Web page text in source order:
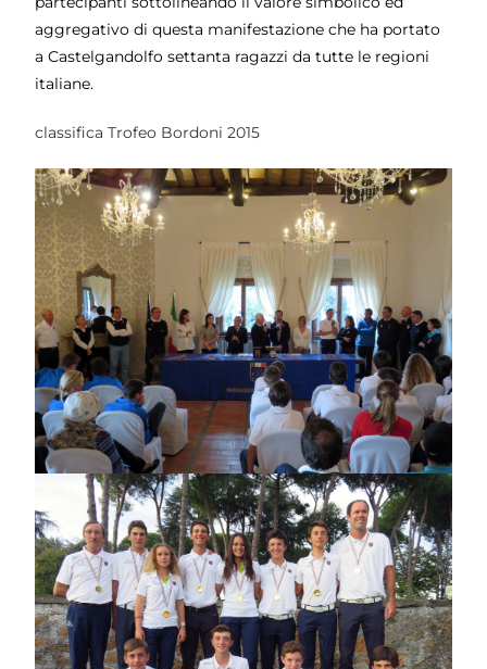
aggregativo di questa manifestazione che ha portato
a Castelgandolfo settanta ragazzi da tutte le regioni
italiane.
classifica Trofeo Bordoni 2015